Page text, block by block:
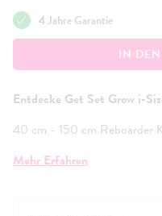
4 Jahre Garantie
IN
Entdecke Get Set Grow i-
40 cm - 150 cm Reboarder
Mehr Erfahren